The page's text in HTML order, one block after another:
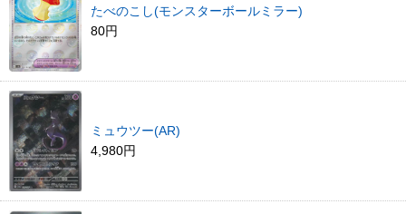
たべのこし(モンスターボールミラー)
80円
ミュウツー(AR)
4,980円